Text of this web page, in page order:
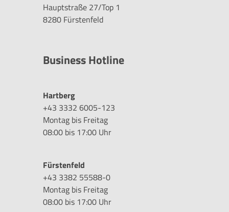
Hauptstraße 27/Top 1
8280 Fürstenfeld
Business Hotline
Hartberg
+43 3332 6005-123
Montag bis Freitag
08:00 bis 17:00 Uhr
Fürstenfeld
+43 3382 55588-0
Montag bis Freitag
08:00 bis 17:00 Uhr